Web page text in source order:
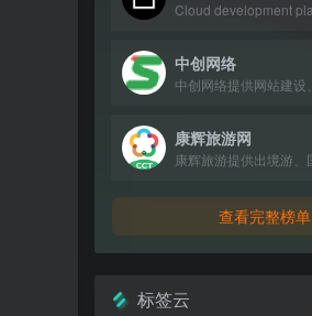
中创网络
康辉旅游网
查看完整榜单
标签云